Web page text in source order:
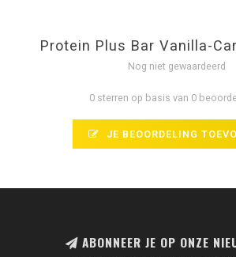
Protein Plus Bar Vanilla-
Nog niet gewaardeerd
0 sterren op basis van 0
JE BEOORDELING
ABONNEER JE OP ONZE